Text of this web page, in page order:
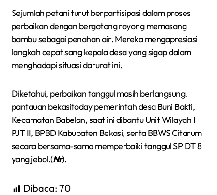
Sejumlah petani turut berpartisipasi dalam proses
perbaikan dengan bergotong royong memasang
bambu sebagai penahan air. Mereka mengapresiasi
langkah cepat sang kepala desa yang sigap dalam
menghadapi situasi darurat ini.
Diketahui, perbaikan tanggul masih berlangsung,
pantauan bekasitoday pemerintah desa Buni Bakti,
Kecamatan Babelan, saat ini dibantu Unit Wilayah I
PJT II, BPBD Kabupaten Bekasi, serta BBWS Citarum
secara bersama-sama memperbaiki tanggul SP DT 8
yang jebol.(Nr).
Dibaca: 70